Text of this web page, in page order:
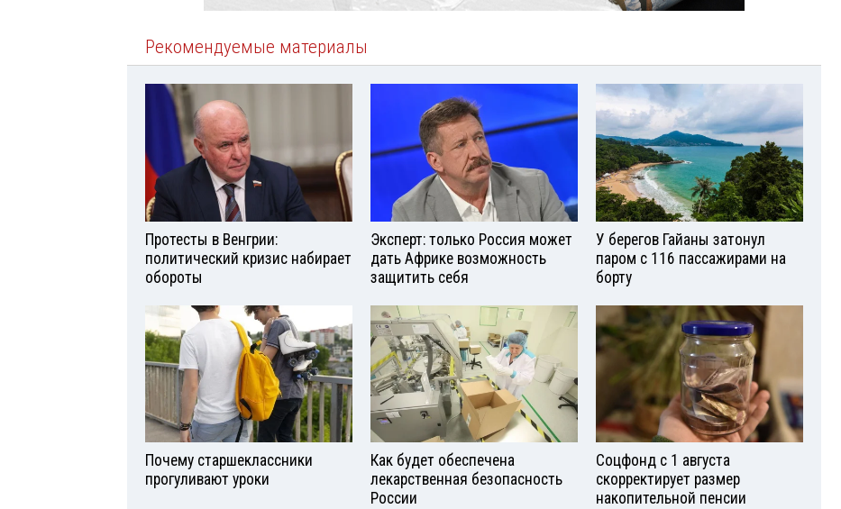
Рекомендуемые материалы
Протесты в Венгрии:
политический кризис набирает
обороты
Эксперт: только Россия может
дать Африке возможность
защитить себя
У берегов Гайаны затонул
паром с 116 пассажирами на
борту
Почему старшеклассники
прогуливают уроки
Как будет обеспечена
лекарственная безопасность
России
Соцфонд с 1 августа
скорректирует размер
накопительной пенсии